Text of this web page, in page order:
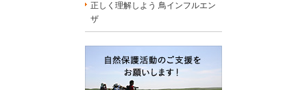
正しく理解しよう 鳥インフルエン
ザ